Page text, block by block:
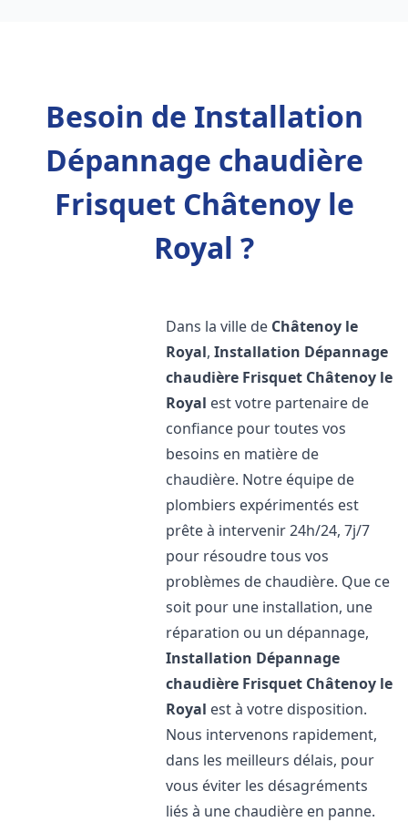
Besoin de Installation
Dépannage chaudière
Frisquet Châtenoy le
Royal ?
Dans la ville de Châtenoy le
Royal,Installation Dépannage
chaudière Frisquet Châtenoy le
Royal est votre partenaire de
confiance pour toutes vos
besoins en matière de
chaudière. Notre équipe de
plombiers expérimentés est
prête à intervenir 24h/24, 7j/7
pour résoudre tous vos
problèmes de chaudière. Que ce
soit pour une installation, une
réparation ou un dépannage,
Installation Dépannage
chaudière Frisquet Châtenoy le
Royal est à votre disposition.
Nous intervenons rapidement,
dans les meilleurs délais, pour
vous éviter les désagréments
liés à une chaudière en panne.